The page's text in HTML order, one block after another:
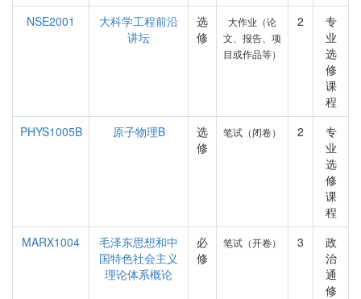
NSE2001
大科学工程前沿
讲坛
选
修
大作业（论
文、报告、项
目或作品等）
2
专
业
选
修
课
程
PHYS1005B
原子物理B
选
修
笔试（闭卷） 2
专
业
选
修
课
程
MARX1004
毛泽东思想和中
国特色社会主义
理论体系概论
必
修
笔试（开卷） 3
政
治
通
修